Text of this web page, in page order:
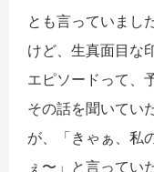
とも言っていまし
けど、生真面目な
エピソードって、
その話を聞いてい
が、「きゃぁ、私
ぇ〜」と言ってい